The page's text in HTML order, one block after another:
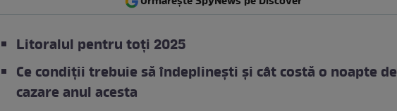
Litoralul pentru toți 2025
Ce condiții trebuie să îndeplinești și cât costă o noapte de
cazare anul acesta